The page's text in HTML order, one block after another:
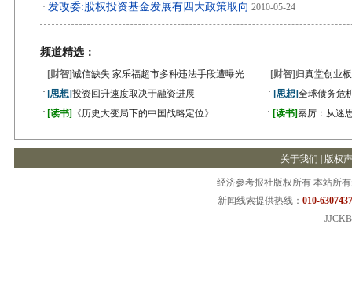
· 发改委:股权投资基金发展有四大政策取向 2010-05-24
频道精选：
· [财智]诚信缺失 家乐福超市多种违法手段遭曝光 · [财智] 归真堂创业
· [思想]投资回升速度取决于融资进展 · [思想]全球债务危
· [读书] 《历史大变局下的中国战略定位》 · [读书]秦厉：从迷
关于我们 版权
经济参考报社版权所有 本站所
新闻线索提供热线： 010-